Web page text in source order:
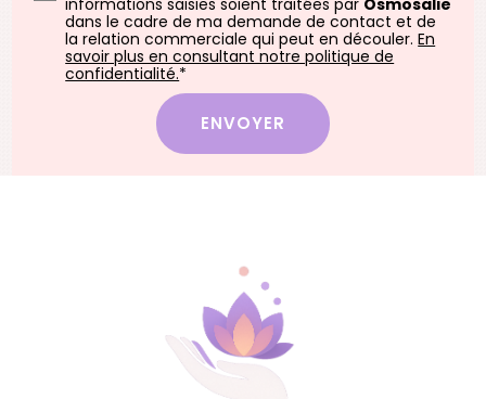
informations saisies soient traitées par Osmosalie
dans le cadre de ma demande de contact et de
la relation commerciale qui peut en découler.En
savoir plus en consultant notre politique de
confidentialité.*